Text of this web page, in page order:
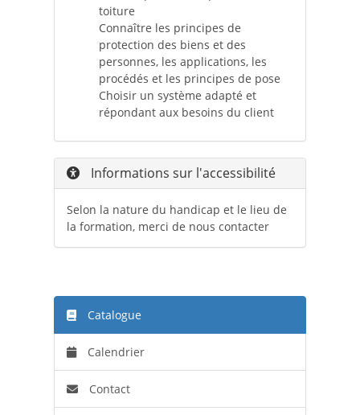
toiture
Connaître les principes de
protection des biens et des
personnes, les applications, les
procédés et les principes de pose
Choisir un système adapté et
répondant aux besoins du client
Informations sur l'accessibilité
Selon la nature du handicap et le lieu de
la formation, merci de nous contacter
Catalogue
Calendrier
Contact